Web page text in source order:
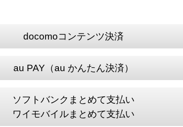
docomoコンテンツ決済
au PAY（au かんたん決済）
ソフトバンクまとめて支払い
ワイモバイルまとめて支払い